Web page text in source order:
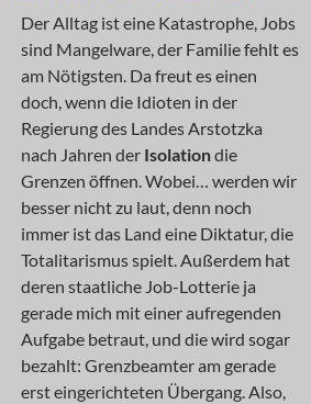
Der Alltag ist eine Katastrophe, Jobs
sind Mangelware, der Familie fehlt es
am Nötigsten. Da freut es einen
doch, wenn die Idioten in der
Regierung des Landes Arstotzka
nach Jahren der Isolationdie
Grenzen öffnen. Wobei… werden wir
besser nicht zu laut, denn noch
immer ist das Land eine Diktatur, die
Totalitarismus spielt. Außerdem hat
deren staatliche Job-Lotterie ja
gerade mich mit einer aufregenden
Aufgabe betraut, und die wird sogar
bezahlt: Grenzbeamter am gerade
erst eingerichteten Übergang. Also,